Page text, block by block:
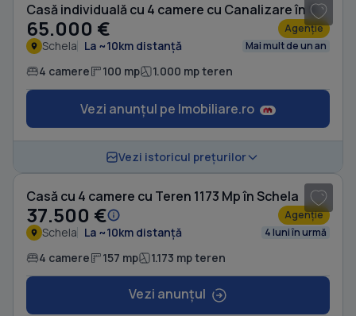
Casă individuală cu 4 camere cu Canalizare în Schela
65.000 € Agenție
Schela La ~10km distanță Mai mult de un an
4 camere 100 mp 1.000 mp teren
Vezi anunțul pe Imobiliare.ro
Vezi istoricul prețurilor
Casă cu 4 camere cu Teren 1173 Mp în Schela
37.500 € Agenție
Schela La ~10km distanță 4 luni în urmă
4 camere 157 mp 1.173 mp teren
Vezi anunțul